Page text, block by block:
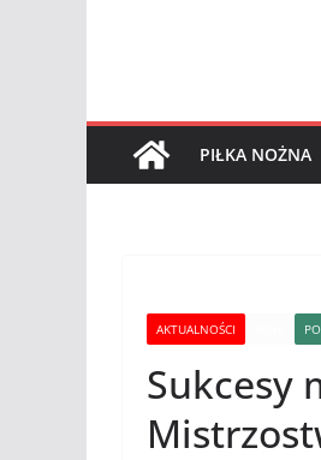
PIŁKA NOŻNA
AKTUALNOŚCI
Sukcesy